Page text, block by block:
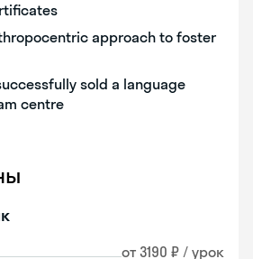
approach to foster
sold a language
centre
от 3190 ₽ / урок